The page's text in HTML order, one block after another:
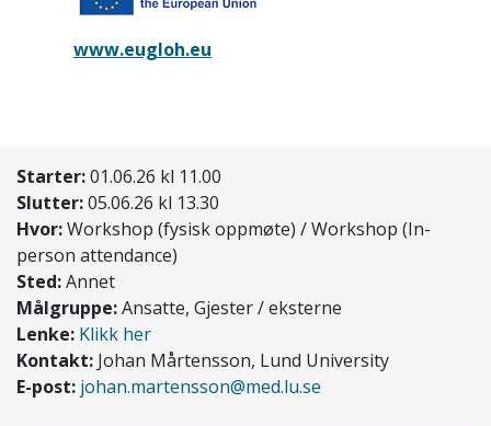
www.eugloh.eu
Starter:01.06.26 kl 11.00
Slutter:05.06.26 kl 13.30
Hvor:Workshop (fysisk oppmøte) / Workshop (In-
person attendance)
Sted:Annet
Målgruppe:Ansatte, Gjester / eksterne
Lenke: Klikk her
Kontakt: Johan Mårtensson, Lund University
E-post: johan.martensson@med.lu.se